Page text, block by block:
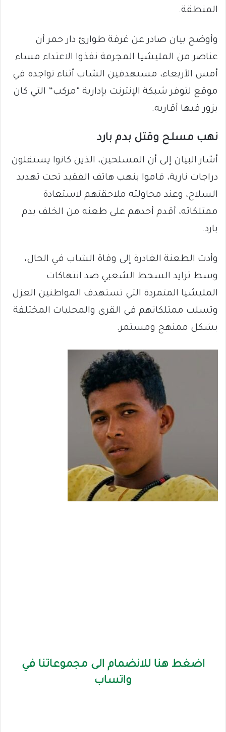
المنطقة.
وأوضح بيان صادر عن غرفة طوارئ دار حمر أن
عناصر من المليشيا المجرمة نفذوا الاعتداء مساء
أمس الأربعاء، مستهدفين الشاب أثناء تواجده في
موقع لتوفر شبكة الإنترنت بإدارية “مركب” التي كان
يزور فيها أقاربه.
نهب مسلح وقتل بدم بارد
أشار البيان إلى أن المسلحين، الذين كانوا يستقلون
دراجات نارية، قاموا بنهب هاتف الفقيد تحت تهديد
السلاح، وعند محاولته ملاحقتهم لاستعادة
ممتلكاته، أقدم أحدهم على طعنه من الخلف بدم
بارد.
وأدت الطعنة الغادرة إلى وفاة الشاب في الحال،
وسط تزايد السخط الشعبي ضد انتهاكات
المليشيا المتمردة التي تستهدف المواطنين العزل
وتسلب ممتلكاتهم في القرى والمحليات المختلفة
بشكل ممنهج ومستمر.
اضغط هنا للانضمام الى مجموعاتنا في
واتساب